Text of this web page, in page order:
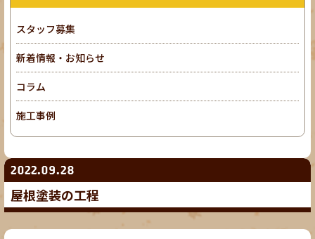
2022.09.28
屋根塗装の工程
スタッフ募集
新着情報・お知らせ
コラム
施工事例